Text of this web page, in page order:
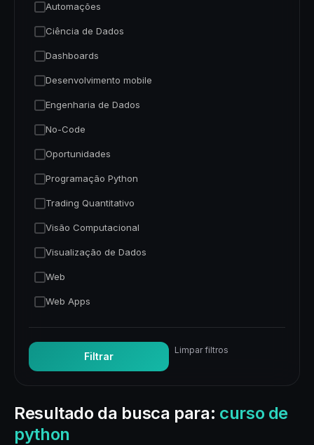
Resultado da busca para: curso de
python
Automações
Ciência de Dados
Dashboards
Desenvolvimento mobile
Engenharia de Dados
No-Code
Oportunidades
Programação Python
Trading Quantitativo
Visão Computacional
Visualização de Dados
Web
Web Apps
Filtrar
Limpar filtros